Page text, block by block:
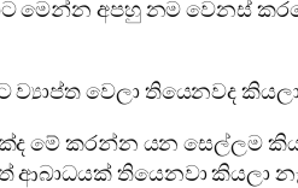
මෙන්න අපහු නම වෙනස්
වෙලා තියෙනවද
කරන්න යන සෙල්ලම
තියෙනවා කියලා